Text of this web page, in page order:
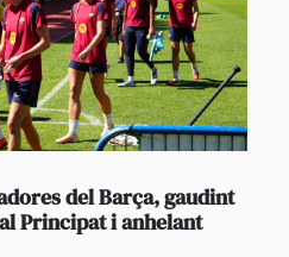
del Barça, gaudint
Principat i anhelant